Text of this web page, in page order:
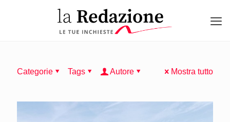
Categorie Tags Autore Mostra tutto